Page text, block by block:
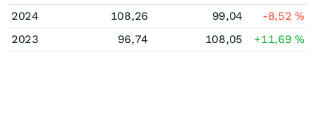
2024
108,26 99,04 -8,52%
2023
96,74 108,05 +11,69%